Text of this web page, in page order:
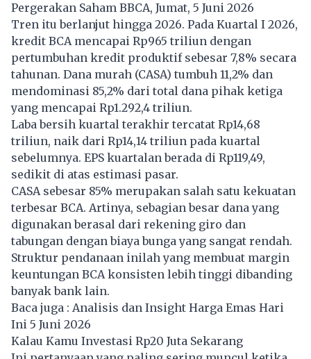
Pergerakan Saham BBCA, Jumat, 5 Juni 2026
Tren itu berlanjut hingga 2026. Pada Kuartal I 2026,
kredit BCA mencapai Rp965 triliun dengan
pertumbuhan kredit produktif sebesar 7,8% secara
tahunan. Dana murah (CASA) tumbuh 11,2% dan
mendominasi 85,2% dari total dana pihak ketiga
yang mencapai Rp1.292,4 triliun.
Laba bersih kuartal terakhir tercatat Rp14,68
triliun, naik dari Rp14,14 triliun pada kuartal
sebelumnya. EPS kuartalan berada di Rp119,49,
sedikit di atas estimasi pasar.
CASA sebesar 85% merupakan salah satu kekuatan
terbesar BCA. Artinya, sebagian besar dana yang
digunakan berasal dari rekening giro dan
tabungan dengan biaya bunga yang sangat rendah.
Struktur pendanaan inilah yang membuat margin
keuntungan BCA konsisten lebih tinggi dibanding
banyak bank lain.
Baca juga : Analisis dan Insight Harga Emas Hari
Ini 5 Juni 2026
Kalau Kamu Investasi Rp20 Juta Sekarang